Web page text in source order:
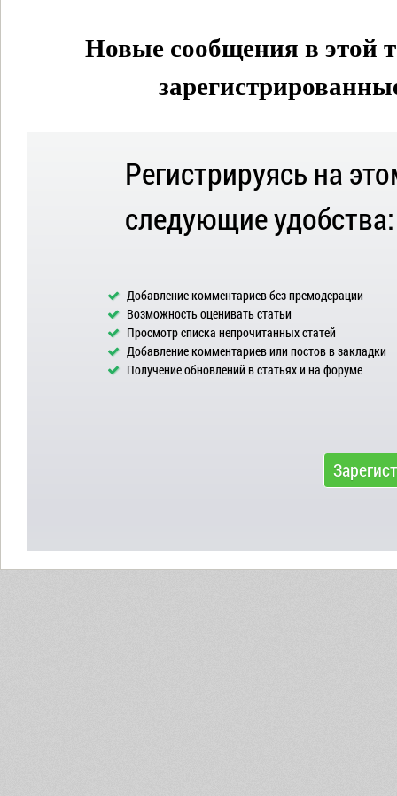
Новые сообщения в этой
Регистрируясь на
следующие удобства:
Добавление комментариев без премодерации
Возможность оценивать статьи
Просмотр списка непрочитанных статей
Добавление комментариев или постов в закладки
Получение обновлений в статьях и на форуме